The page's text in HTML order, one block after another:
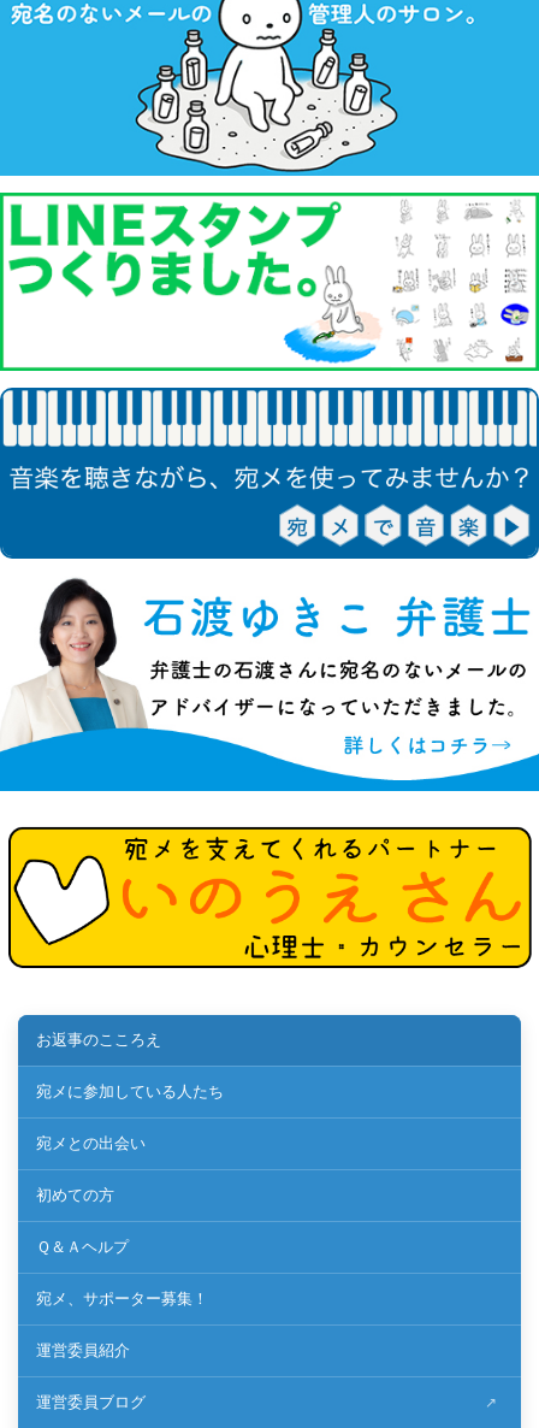
お返事のこころえ
宛メに参加している人たち
宛メとの出会い
初めての方
Ｑ＆Ａヘルプ
宛メ、サポーター募集！
運営委員紹介
運営委員ブログ